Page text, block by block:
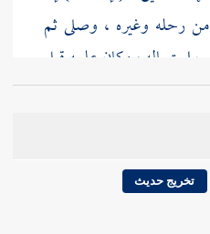
رحله وغيره ، وصلى ثم
استعماله ، وكان علمه قبل
في مختصرالمزنيوجامعه
اللهفقال : لا إعادة عليهتخريج حديث